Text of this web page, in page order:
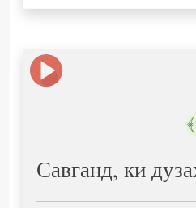
Савганд, ки